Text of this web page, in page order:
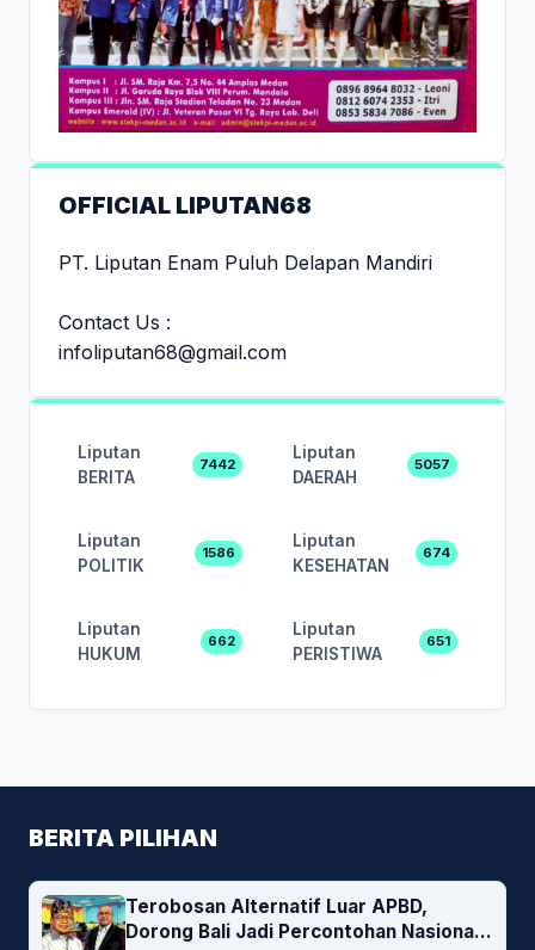
OFFICIAL LIPUTAN68
PT. Liputan Enam Puluh Delapan Mandiri
Contact Us :
infoliputan68@gmail.com
Liputan
BERITA
7442
Liputan
DAERAH
5057
Liputan
POLITIK
1586
Liputan
KESEHATAN
674
Liputan
HUKUM
662
Liputan
PERISTIWA
651
BERITA PILIHAN
Terobosan Alternatif Luar APBD,
Dorong Bali Jadi Percontohan Nasional